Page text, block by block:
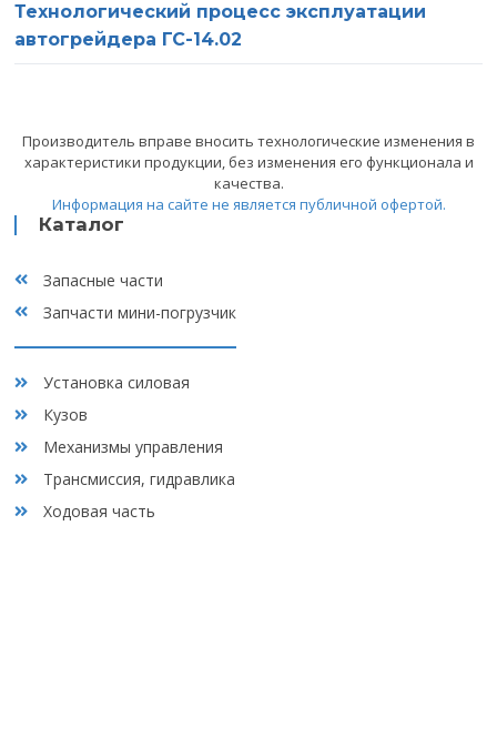
О компании
Сервис
Вакансии
Контакты
Ваше имя
это поле пустым.
Нажимая на кнопку «Отправить», вы соглашаетесь на
обработку персональных данных, а также с политикой
Каталог
Запасные части
Запчасти мини-погрузчик
Установка силовая
Кузов
Механизмы управления
Трансмиссия, гидравлика
Ходовая часть
Технологический процесс эксплуатации
автогрейдера ГС-14.02
Производитель вправе вносить технологические изменения в
характеристики продукции, без изменения его функционала и
качества.
Информация на сайте не является публичной офертой.